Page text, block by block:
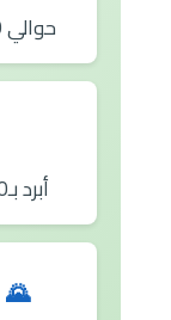
حوالي 130 كم (ساعة ونصف بالسيارة)
أبرد بـ10-15°م من طرابزون الساحلية
🌄